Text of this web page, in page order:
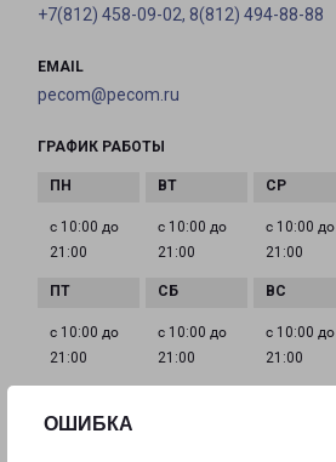
ОШИБКА
+7(812) 458-09-02, 8(812) 494-88-88
EMAIL
pecom@pecom.ru
ГРАФИК РАБОТЫ
с 10:00 до
21:00
с 10:00 до
21:00
с 10:00 до
21:00
с 10:00 до
21:00
с 10:00 до
21:00
с 10:00 до
21:00